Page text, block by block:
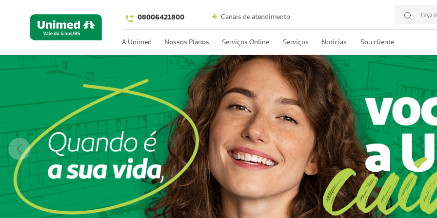
08006421800 Canais de atendimento Faça
A Unimed Nossos Planos Serviços Online Serviços Notícias Sou cliente
Anterior